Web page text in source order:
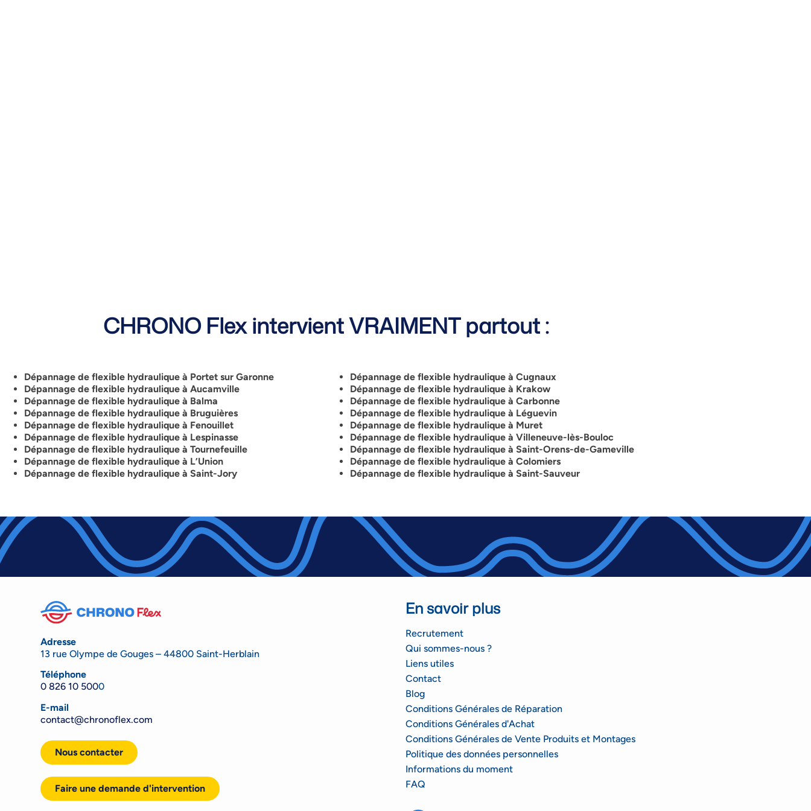
CHRONO Flex intervient VRAIMENT partout :
Dépannage de flexible hydraulique à Portet sur Garonne
Dépannage de flexible hydraulique à Aucamville
Dépannage de flexible hydraulique à Balma
Dépannage de flexible hydraulique à Bruguières
Dépannage de flexible hydraulique à Fenouillet
Dépannage de flexible hydraulique à Lespinasse
Dépannage de flexible hydraulique à Tournefeuille
Dépannage de flexible hydraulique à L’Union
Dépannage de flexible hydraulique à Saint-Jory
Dépannage de flexible hydraulique à Cugnaux
Dépannage de flexible hydraulique à Krakow
Dépannage de flexible hydraulique à Carbonne
Dépannage de flexible hydraulique à Léguevin
Dépannage de flexible hydraulique à Muret
Dépannage de flexible hydraulique à Villeneuve-lès-Bouloc
Dépannage de flexible hydraulique à Saint-Orens-de-Gameville
Dépannage de flexible hydraulique à Colomiers
Dépannage de flexible hydraulique à Saint-Sauveur
Adresse
13 rue Olympe de Gouges – 44800 Saint-Herblain
Téléphone
0 826 10 5000
E-mail
contact@chronoflex.com
Nous contacter
Faire une demande d'intervention
En savoir plus
Recrutement
Qui sommes-nous ?
Liens utiles
Contact
Blog
Conditions Générales de Réparation
Conditions Générales d'Achat
Conditions Générales de Vente Produits et Montages
Politique des données personnelles
Informations du moment
FAQ